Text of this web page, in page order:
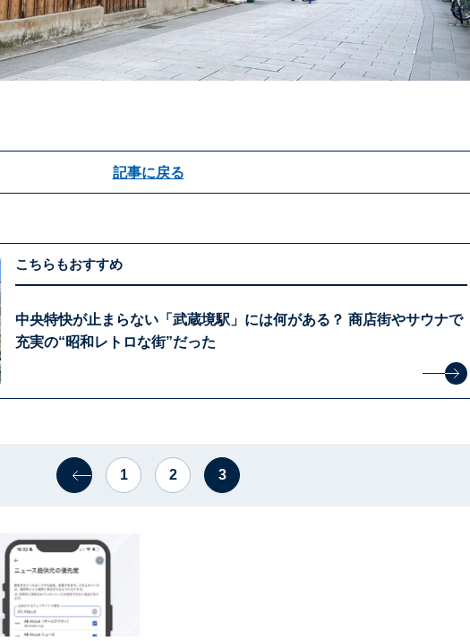
記事に戻る
こちらもおすすめ
中央特快が止まらない「武蔵境駅」には何がある？ 商店街やサウナで
充実の“昭和レトロな街”だった
1 2 3